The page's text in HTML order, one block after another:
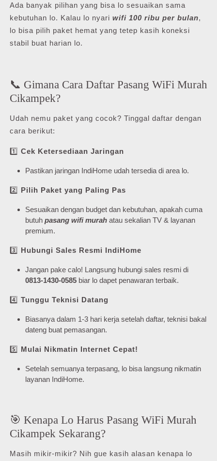
Ada banyak pilihan yang bisa lo sesuaikan sama
kebutuhan lo. Kalau lo nyari wifi 100 ribu per bulan,
lo bisa pilih paket hemat yang tetep kasih koneksi
stabil buat harian lo.
📞 Gimana Cara Daftar Pasang WiFi Murah
Cikampek?
Udah nemu paket yang cocok? Tinggal daftar dengan
cara berikut:
1️⃣ Cek Ketersediaan Jaringan
Pastikan jaringan IndiHome udah tersedia di area lo.
2️⃣ Pilih Paket yang Paling Pas
Sesuaikan dengan budget dan kebutuhan, apakah cuma
butuh pasang wifi murah atau sekalian TV & layanan
premium.
3️⃣ Hubungi Sales Resmi IndiHome
Jangan pake calo! Langsung hubungi sales resmi di
0813-1430-0585 biar lo dapet penawaran terbaik.
4️⃣ Tunggu Teknisi Datang
Biasanya dalam 1-3 hari kerja setelah daftar, teknisi bakal
dateng buat pemasangan.
5️⃣ Mulai Nikmatin Internet Cepat!
Setelah semuanya terpasang, lo bisa langsung nikmatin
layanan IndiHome.
🎯 Kenapa Lo Harus Pasang WiFi Murah
Cikampek Sekarang?
Masih mikir-mikir? Nih gue kasih alasan kenapa lo